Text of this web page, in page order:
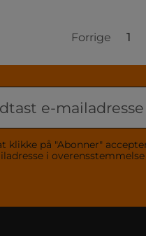
Forrige 1
klikke på "Abonner"
i